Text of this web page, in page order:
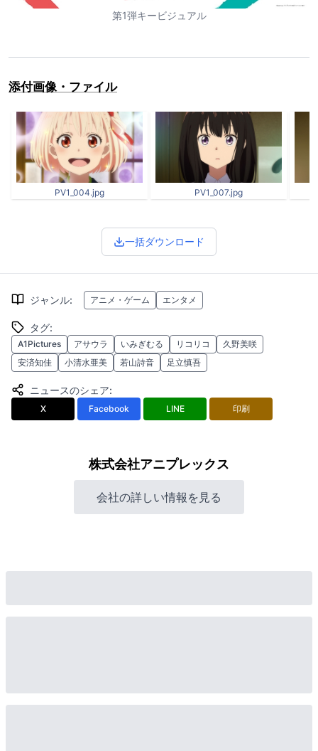
第1弾キービジュアル
添付画像・ファイル
PV1_004.jpg PV1_007.jpg
一括ダウンロード
ジャンル: アニメ・ゲーム エンタメ
タグ:
A1Pictures アサウラ いみぎむる リコリコ
久野美咲
安済知佳
小清水亜美 若山詩音 足立慎吾
ニュースのシェア:
X Facebook LINE 印刷
株式会社アニプレックス
会社の詳しい情報を見る